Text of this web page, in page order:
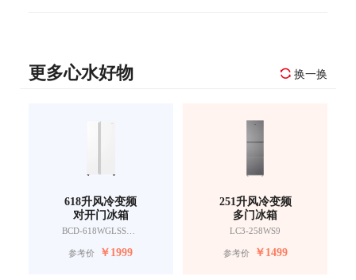
更多心水好物 换一换
618升风冷变频
对开门冰箱
BCD-618WGLSSEDW9
参考价 ￥1999
251升风冷变频
多门冰箱
LC3-258WS9
参考价 ￥1499